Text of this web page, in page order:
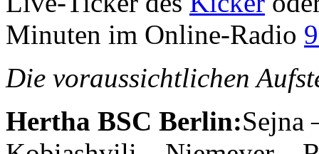
Minuten im Online-Radio
Die voraussichtlichen
Hertha BSC Berlin:Sejna